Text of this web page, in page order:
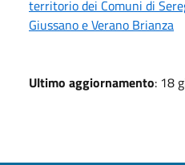
territorio dei Comuni di
Giussano e Verano Brianza
Ultimo aggiornamento: 18